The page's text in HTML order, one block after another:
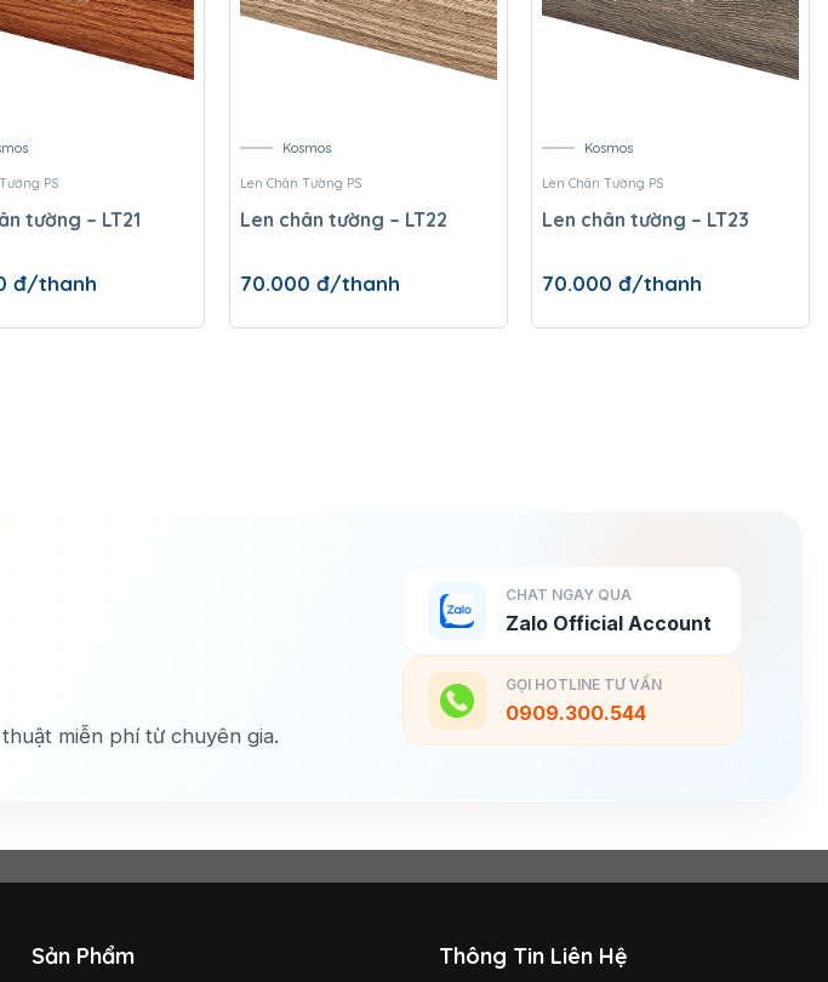
PS
tường – LT21
đ/thanh
Kosmos
Len Chân Tường PS
Len chân tường – LT22
70.000 đ/thanh
Kosmos
Len Chân Tường PS
Len chân tường – LT23
70.000đ/thanh
miễn phí từ chuyên gia.
CHAT NGAY QUA
Zalo Official Account
GỌI HOTLINE TƯ VẤN
0909.300.544
Sản Phẩm Thông Tin Liên Hệ